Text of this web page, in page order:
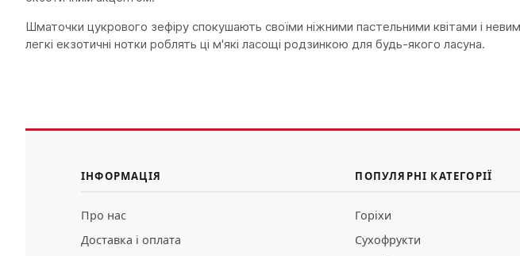
Шматочки цукрового зефіру спокушають своїми ніжними пастельними квітами і
легкі екзотичні нотки роблять ці м'які ласощі родзинкою для будь-якого ласуна.
ІНФОРМАЦІЯ
Про нас
Доставка і оплата
ПОПУЛЯРНІ КАТЕГОРІЇ
Горіхи
Сухофрукти